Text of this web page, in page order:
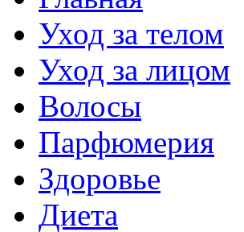
Уход за телом
Уход за лицом
Волосы
Парфюмерия
Здоровье
Диета